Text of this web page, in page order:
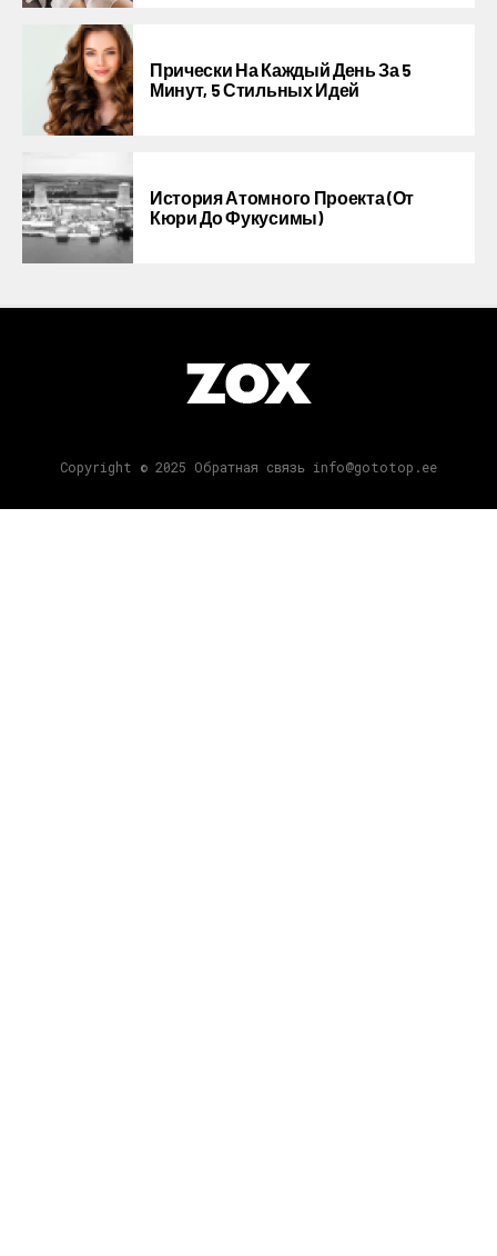
Прически На Каждый День За 5
Минут, 5 Стильных Идей
История Атомного Проекта (от
Кюри До Фукусимы)
Copyright © 2025 Обратная связь info@gototop.ee